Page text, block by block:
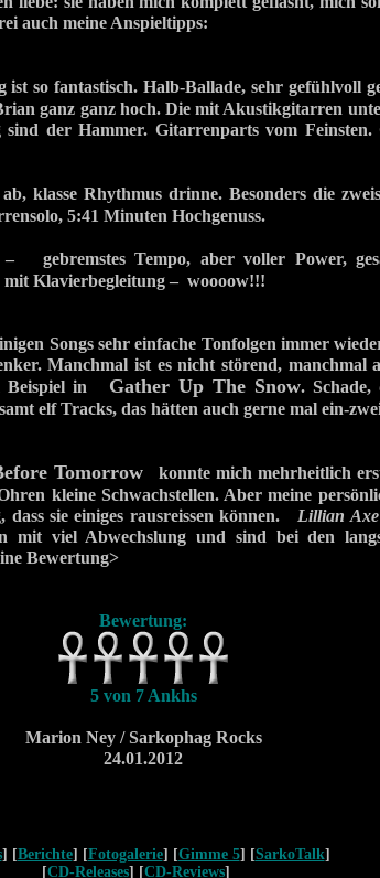
auch meine Anspieltipps:
so fantastisch. Halb-Ballade, sehr gefühlvoll
ganz ganz hoch. Die mit Akustikgitarren
sind der Hammer. Gitarrenparts vom Feinsten.
Rhythmus drinne. Besonders die
5:41 Minuten Hochgenuss.
Tempo, aber voller Power,
mit Klavierbegleitung – woooow!!!
Songs sehr einfache Tonfolgen immer
Manchmal ist es nicht störend, manchmal
Beispiel in Gather Up The Snow.
elf Tracks, das hätten auch gerne mal ein-
Tomorrow
konnte mich mehrheitlich
kleine Schwachstellen. Aber meine
sie einiges rausreissen können. Lillian Axe
mit viel Abwechslung und sind bei den
Bewertung>
Bewertung:
5 von 7 Ankhs
Marion Ney / Sarkophag Rocks
24.01.2012
] [Berichte] [Fotogalerie] [Gimme 5] [SarkoTalk]
[CD-Releases] [CD-Reviews]